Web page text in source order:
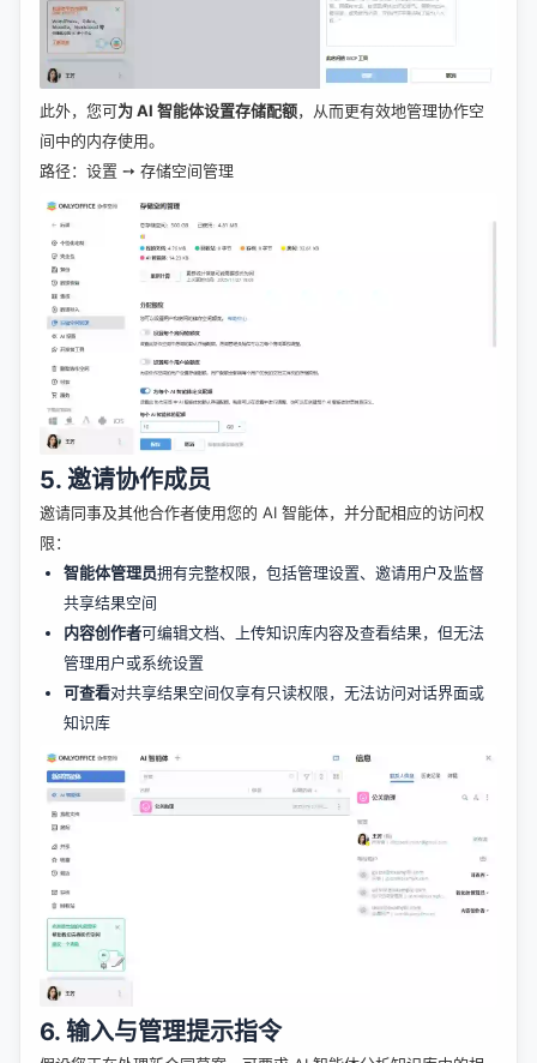
此外，您可为 AI 智能体设置存储配额，从而更有效地管理协作空
间中的内存使用。
路径：设置 ➙ 存储空间管理
5. 邀请协作成员
邀请同事及其他合作者使用您的 AI 智能体，并分配相应的访问权
限：
智能体管理员拥有完整权限，包括管理设置、邀请用户及监督
共享结果空间
内容创作者可编辑文档、上传知识库内容及查看结果，但无法
管理用户或系统设置
可查看对共享结果空间仅享有只读权限，无法访问对话界面或
知识库
6. 输入与管理提示指令